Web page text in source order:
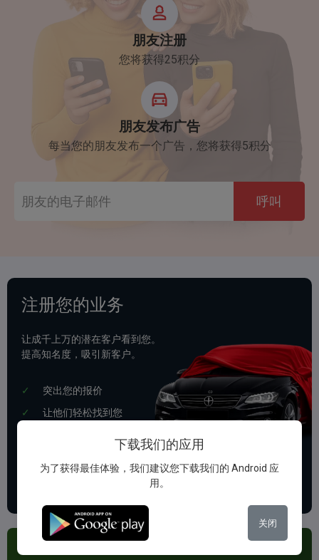
朋友注册
您将获得25积分
朋友发布广告
每当您的朋友发布一个广告，您将获得5积分
呼叫
注册您的业务
让成千上万的潜在客户看到您。
提高知名度，吸引新客户。
突出您的报价
让他们轻松找到您
下载我们的应用
为了获得最佳体验，我们建议您下载我们的 Android 应
用。
关闭